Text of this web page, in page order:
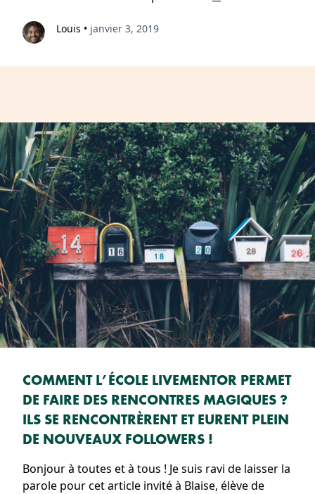
Louis • janvier 3, 2019
COMMENT L’ÉCOLE LIVEMENTOR PERMET
DE FAIRE DES RENCONTRES MAGIQUES ?
ILS SE RENCONTRÈRENT ET EURENT PLEIN
DE NOUVEAUX FOLLOWERS !
Bonjour à toutes et à tous ! Je suis ravi de laisser la
parole pour cet article invité à Blaise, élève de